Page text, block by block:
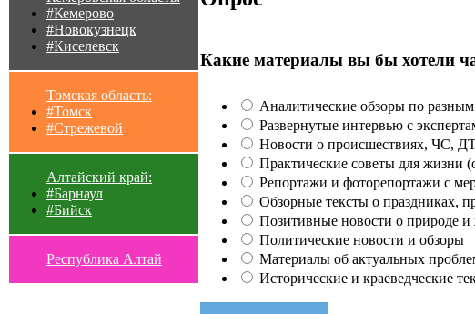
#Кемерово
#Новокузнецк
#Киселевск
Томская область:
#Томск
#Стрежевой
Алтайский край:
#Барнаул
#Бийск
Республика Алтай
Какие материалы вы бы хотели
Аналитические обзоры по
Развернутые интервью с
Новости о происшествиях, ЧС,
Практические советы для жизни
Репортажи и фоторепортажи с
Обзорные тексты о праздниках,
Позитивные новости о природе и
Политические новости и обзоры
Материалы об актуальных
Исторические и краеведческие